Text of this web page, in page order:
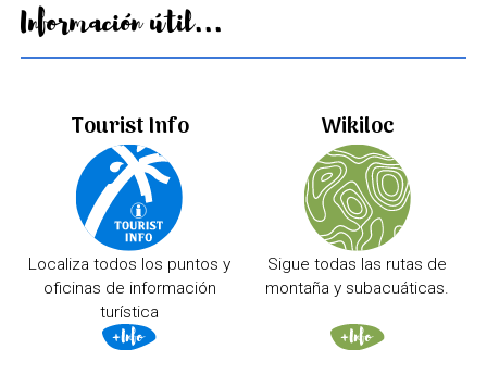
Información útil...
Tourist Info
Localiza todos los puntos y
oficinas de información
turística
Wikiloc
Sigue todas las rutas de
montaña y subacuáticas.